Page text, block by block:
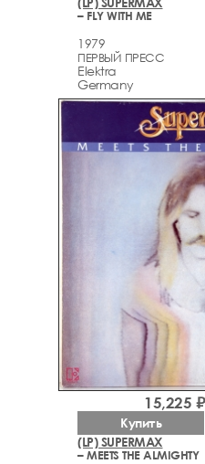
– FLY WITH ME
1979
ПЕРВЫЙ ПРЕСС
Elektra
Germany
(LP) SUPERMAX
– MEETS THE ALMIGHTY
15,225 ₽
Купить